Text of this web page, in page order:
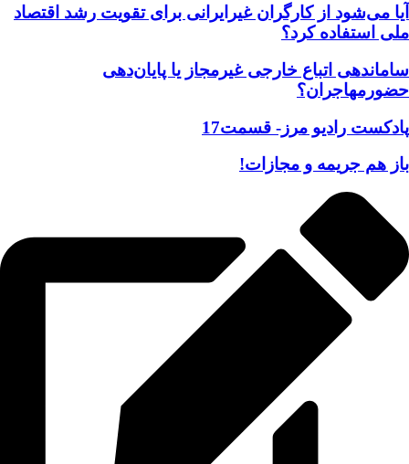
آيا می‌شود از كارگران غيرايرانی برای تقويت رشد اقتصاد
ملی استفاده كرد؟
ساماندهی اتباع خارجی غيرمجاز يا پايان‌‌دهی
حضورمهاجران؟
پادکست رادیو مرز- قسمت17
باز هم جریمه و مجازات!